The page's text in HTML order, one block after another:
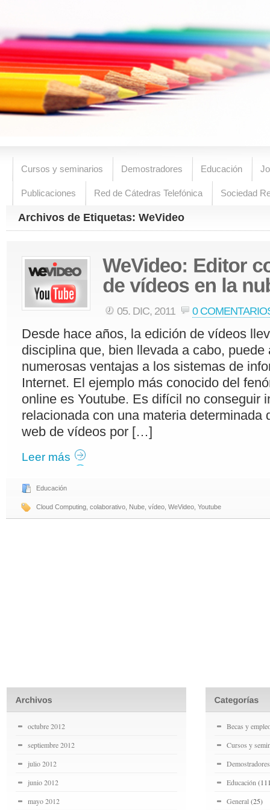
Cursos y seminarios Demostradores Educación
Publicaciones Red de Cátedras Telefónica Sociedad
Archivos de Etiquetas: WeVideo
05. DIC, 2011 0
Desde hace años, la edición de vídeos
disciplina que, bien llevada a cabo, puede
numerosas ventajas a los sistemas de
Internet. El ejemplo más conocido del
online es Youtube. Es difícil no conseguir
relacionada con una materia determinada
web de vídeos por […]
Leer más
Educación
Cloud Computing colaborativo Nube vídeo WeVideo Youtube
octubre 2012
septiembre 2012
julio 2012
junio 2012
mayo 2012
Becas y
Cursos y
Demostradores
Educación
General (25)